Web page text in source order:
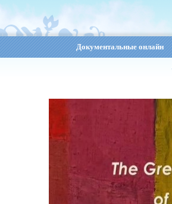
Документальные онлайн